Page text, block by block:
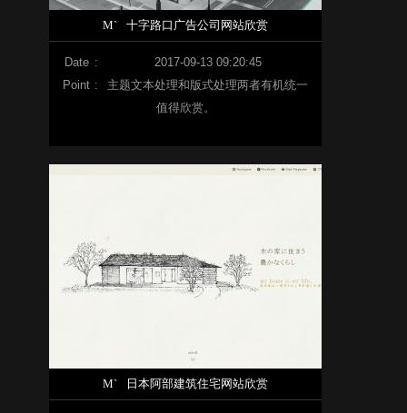
M` 十字路口广告公司网站欣赏
Date :
2017-09-13 09:20:45
Point :
主题文本处理和版式处理两者有机统一
值得欣赏。
M` 日本阿部建筑住宅网站欣赏